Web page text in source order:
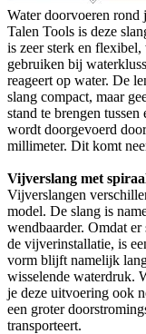
Water doorvoeren rond
Talen Tools is deze
is zeer sterk en
gebruiken bij
reageert op water. De
slang compact, maar
stand te brengen
wordt doorgevoerd
millimeter. Dit komt
Vijverslang met
Vijverslangen
model. De slang is
wendbaarder. Omdat
de vijverinstallatie, is
vorm blijft namelijk
wisselende waterdruk.
je deze uitvoering ook
een groter
transporteert.